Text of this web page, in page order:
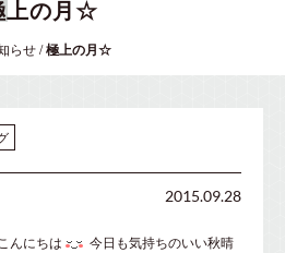
上の月☆
らせ/極上の月☆
2015.09.28
んにちは
今日も気持ちのいい秋晴